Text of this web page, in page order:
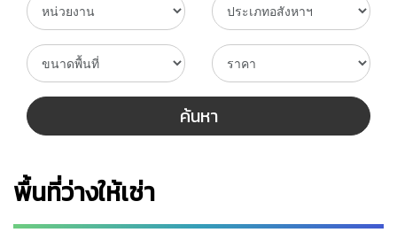
ค้นหา
พื้นที่ว่างให้เช่า